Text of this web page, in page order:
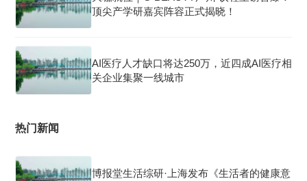
顶尖产学研嘉宾阵容正式揭晓！
AI医疗人才缺口将达250万，近四成AI医疗相
关企业集聚一线城市
热门新闻
博报堂生活综研·上海发布《生活者的健康意